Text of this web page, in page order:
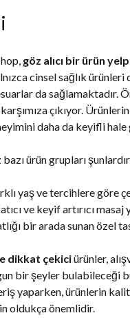
göz alıcı bir ürün
cinsel sağlık ürünleri
da sağlamaktadır.
çıkıyor.
daha da keyifli
ürün grupları
yaş ve tercihlere göre
ve keyif artırıcı masaj
bir arada sunan özel
dikkat çekiciürünler,
bir şeyler bulabileceği
yaparken, ürünlerin
oldukça önemlidir.